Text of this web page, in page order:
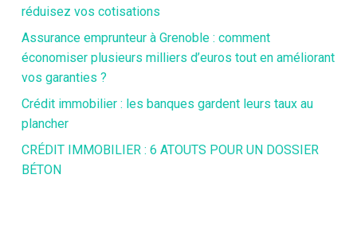
réduisez vos cotisations
Assurance emprunteur à Grenoble : comment
économiser plusieurs milliers d’euros tout en améliorant
vos garanties ?
Crédit immobilier : les banques gardent leurs taux au
plancher
CRÉDIT IMMOBILIER : 6 ATOUTS POUR UN DOSSIER
BÉTON